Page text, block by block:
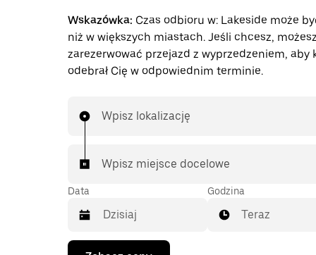
Wskazówka: Czas odbioru w: Lakeside może
niż w większych miastach. Jeśli chcesz, możesz
zarezerwować przejazd z wyprzedzeniem, aby
odebrał Cię w odpowiednim terminie.
Wpisz lokalizację
Wpisz miejsce docelowe
Data
Naciśnij
Godzina
Teraz